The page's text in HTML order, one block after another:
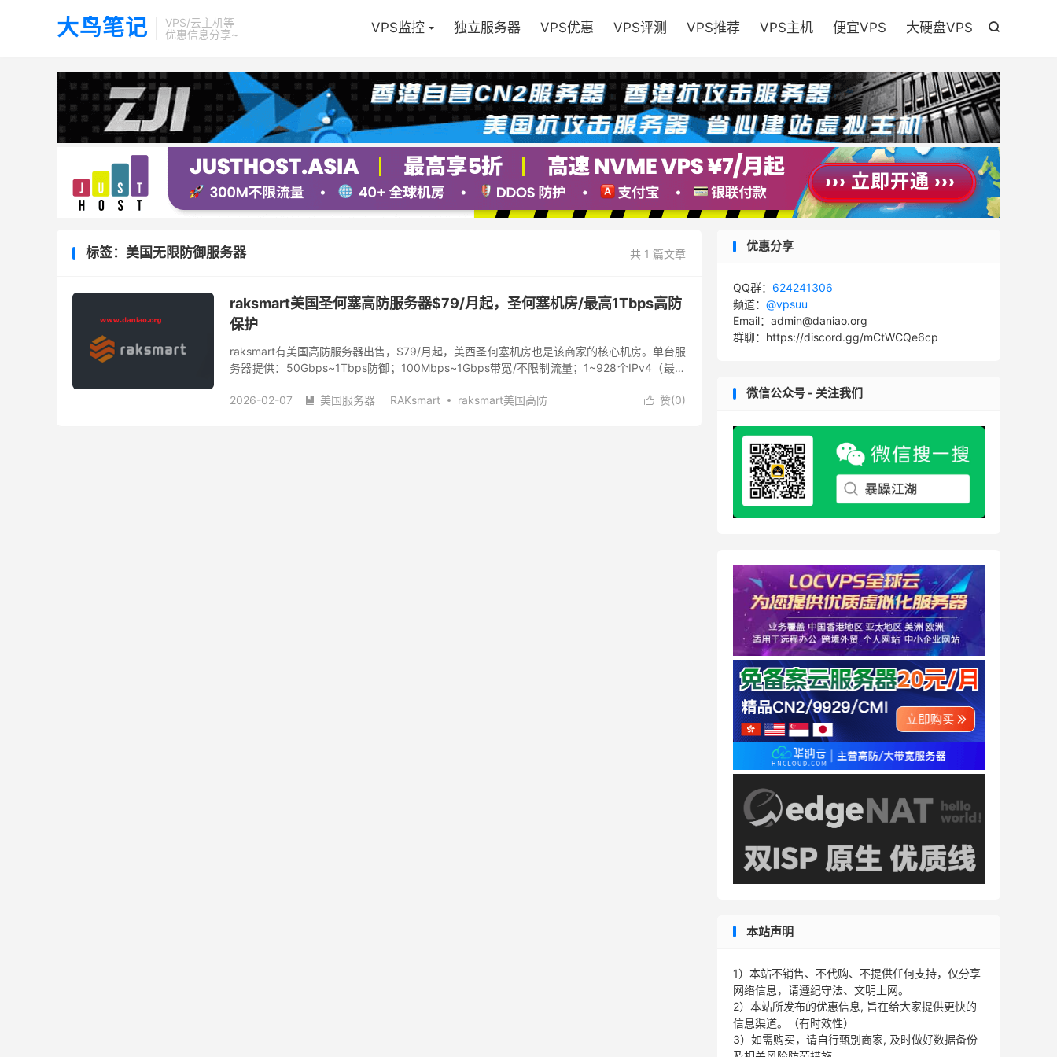
大鸟笔记
VPS/云主机等
优惠信息分享~

VPS监控 独立服务器 VPS优惠 VPS评测 VPS推荐 VPS主机 便宜VPS 大硬盘VPS
共 1 篇文章
标签：美国无限防御服务器
raksmart美国圣何塞高防服务器$79/月起，圣何塞机房/最高1Tbps高防
保护
raksmart有美国高防服务器出售，$79/月起，美西圣何塞机房也是该商家的核心机房。单台服
务器提供：50Gbps~1Tbps防御；100Mbps~1Gbps带宽/不限制流量；1~928个IPv4（最大
 赞(0)
2026-02-07  美国服务器 RAKsmart
raksmart美国高防
优惠分享
QQ群： 624241306
频道： @vpsuu
Email：admin@daniao.org
群聊：https://discord.gg/mCtWCQe6cp
微信公众号 - 关注我们
本站声明
1）本站不销售、不代购、不提供任何支持，仅分享
网络信息，请遵纪守法、文明上网。
2）本站所发布的优惠信息, 旨在给大家提供更快的
信息渠道。（有时效性）
3）如需购买，请自行甄别商家, 及时做好数据备份